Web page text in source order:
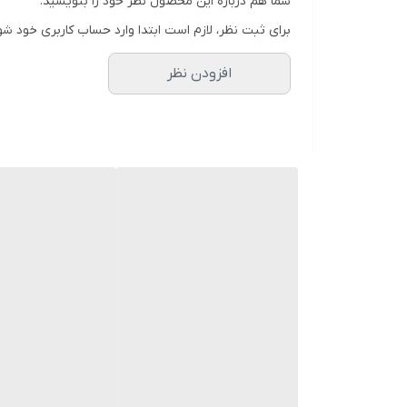
برای ثبت نظر، لازم است ابتدا وارد حساب کاربری خود
افزودن نظر